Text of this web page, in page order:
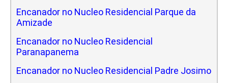
Encanador no Nucleo Residencial Parque da
Amizade
Encanador no Nucleo Residencial
Paranapanema
Encanador no Nucleo Residencial Padre Josimo